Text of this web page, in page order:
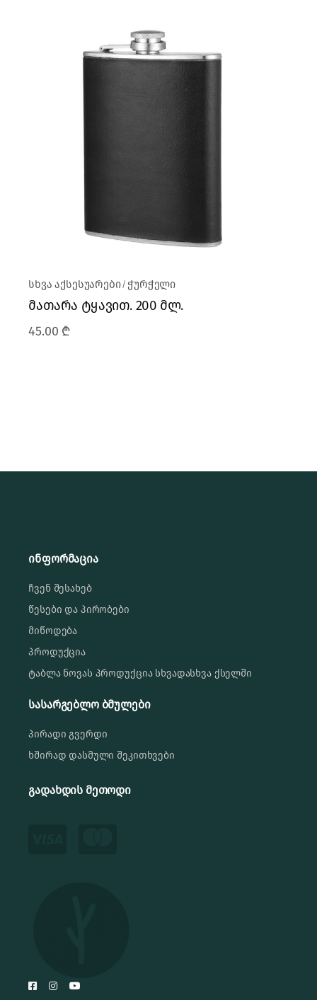
სხვა აქსესუარები ჭურჭელი
მათარა ტყავით. 200 მლ.
45.00 ₾
ინფორმაცია
ჩვენ შესახებ
წესები და პირობები
მიწოდება
პროდუქცია
ტაბლა ნოვას პროდუქცია სხვადასხვა ქსელში
სასარგებლო ბმულები
პირადი გვერდი
ხშირად დასმული შეკითხვები
გადახდის მეთოდი